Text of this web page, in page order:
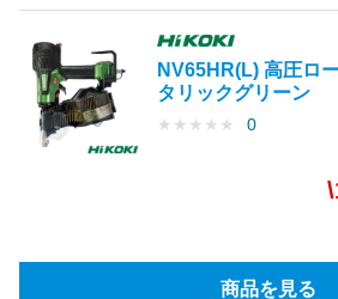
NV65HR(L) 高圧ロ
タリックグリーン
★ ★ ★ ★ ★ 0
商品を見る